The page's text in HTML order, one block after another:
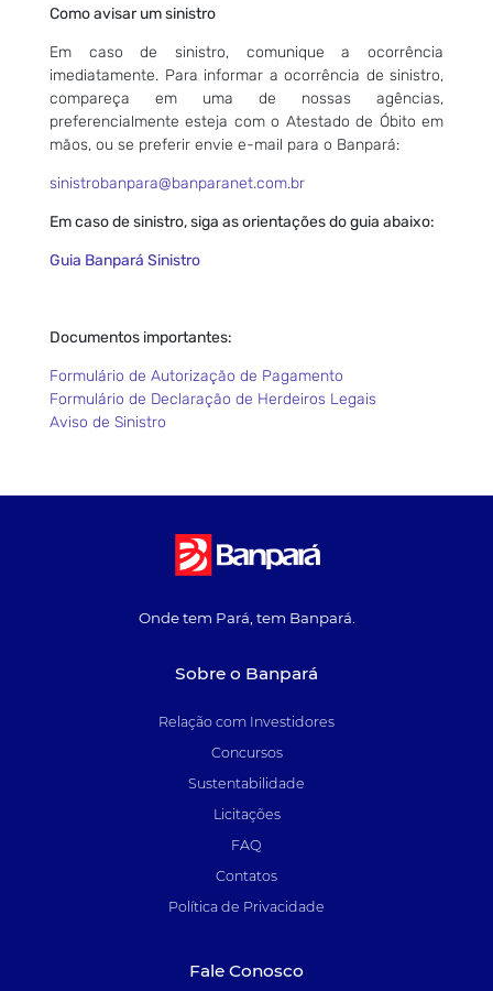
Como avisar um sinistro
Em caso de sinistro, comunique a ocorrência
imediatamente. Para informar a ocorrência de sinistro,
compareça em uma de nossas agências,
preferencialmente esteja com o Atestado de Óbito em
mãos, ou se preferir envie e-mail para o Banpará:
sinistrobanpara@banparanet.com.br
Em caso de sinistro, siga as orientações do guia abaixo:
Guia Banpará Sinistro
Documentos importantes:
Formulário de Autorização de Pagamento
Formulário de Declaração de Herdeiros Legais
Aviso de Sinistro
Onde tem Pará, tem Banpará.
Sobre o Banpará
Relação com Investidores
Concursos
Sustentabilidade
Licitações
FAQ
Contatos
Política de Privacidade
Fale Conosco